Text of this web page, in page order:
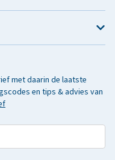
met daarin de laatste
en tips & advies van